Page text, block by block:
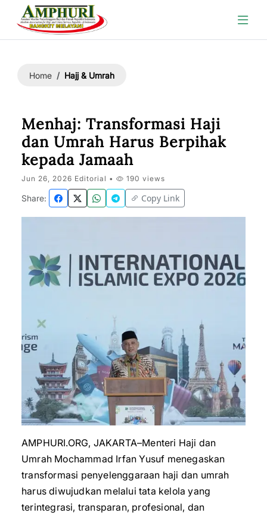
Home Hajj & Umrah
Menhaj: Transformasi Haji
dan Umrah Harus Berpihak
kepada Jamaah
Jun 26, 2026 Editorial • 190 views
Share: Copy Link
AMPHURI.ORG, JAKARTA–Menteri Haji dan
Umrah Mochammad Irfan Yusuf menegaskan
transformasi penyelenggaraan haji dan umrah
harus diwujudkan melalui tata kelola yang
terintegrasi, transparan, profesional, dan